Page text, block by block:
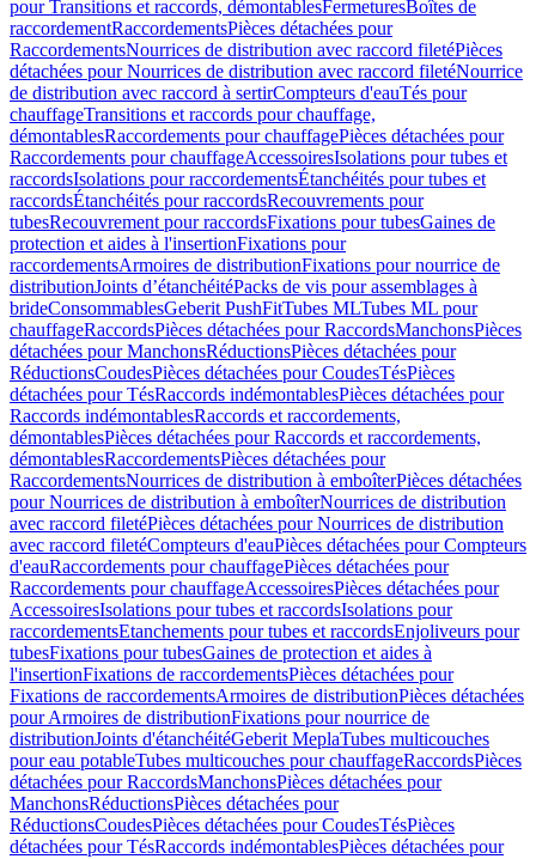
pour Transitions et raccords, démontablesFermeturesBoîtes de
raccordementRaccordementsPièces détachées pour
RaccordementsNourrices de distribution avec raccord filetéPièces
détachées pour Nourrices de distribution avec raccord filetéNourrice
de distribution avec raccord à sertirCompteurs d'eauTés pour
chauffageTransitions et raccords pour chauffage,
démontablesRaccordements pour chauffagePièces détachées pour
Raccordements pour chauffageAccessoiresIsolations pour tubes et
raccordsIsolations pour raccordementsÉtanchéités pour tubes et
raccordsÉtanchéités pour raccordsRecouvrements pour
tubesRecouvrement pour raccordsFixations pour tubesGaines de
protection et aides à l'insertionFixations pour
raccordementsArmoires de distributionFixations pour nourrice de
distributionJoints d’étanchéitéPacks de vis pour assemblages à
brideConsommablesGeberit PushFitTubes MLTubes ML pour
chauffageRaccordsPièces détachées pour RaccordsManchonsPièces
détachées pour ManchonsRéductionsPièces détachées pour
RéductionsCoudesPièces détachées pour CoudesTésPièces
détachées pour TésRaccords indémontablesPièces détachées pour
Raccords indémontablesRaccords et raccordements,
démontablesPièces détachées pour Raccords et raccordements,
démontablesRaccordementsPièces détachées pour
RaccordementsNourrices de distribution à emboîterPièces détachées
pour Nourrices de distribution à emboîterNourrices de distribution
avec raccord filetéPièces détachées pour Nourrices de distribution
avec raccord filetéCompteurs d'eauPièces détachées pour Compteurs
d'eauRaccordements pour chauffagePièces détachées pour
Raccordements pour chauffageAccessoiresPièces détachées pour
AccessoiresIsolations pour tubes et raccordsIsolations pour
raccordementsEtanchements pour tubes et raccordsEnjoliveurs pour
tubesFixations pour tubesGaines de protection et aides à
l'insertionFixations de raccordementsPièces détachées pour
Fixations de raccordementsArmoires de distributionPièces détachées
pour Armoires de distributionFixations pour nourrice de
distributionJoints d'étanchéitéGeberit MeplaTubes multicouches
pour eau potableTubes multicouches pour chauffageRaccordsPièces
détachées pour RaccordsManchonsPièces détachées pour
ManchonsRéductionsPièces détachées pour
RéductionsCoudesPièces détachées pour CoudesTésPièces
détachées pour TésRaccords indémontablesPièces détachées pour